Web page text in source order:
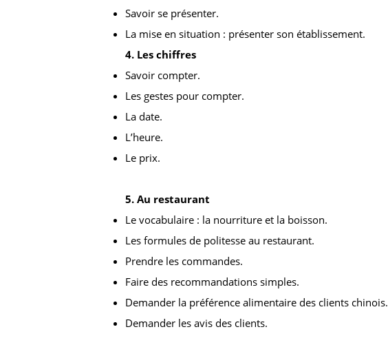
Savoir se présenter.
La mise en situation : présenter son établissement.
4. Les chiffres
Savoir compter.
Les gestes pour compter.
La date.
L’heure.
Le prix.
5. Au restaurant
Le vocabulaire : la nourriture et la boisson.
Les formules de politesse au restaurant.
Prendre les commandes.
Faire des recommandations simples.
Demander la préférence alimentaire des clients chinois.
Demander les avis des clients.